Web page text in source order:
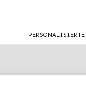
PERSONALISIERTE